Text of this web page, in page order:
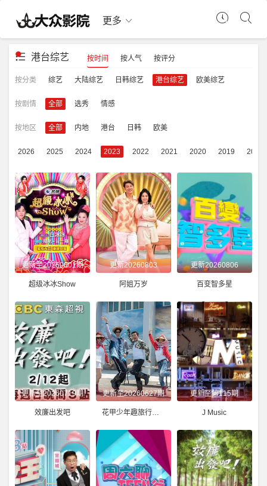
更多
港台综艺 按时间 按人气 按评分
按分类 综艺 大陆综艺 日韩综艺 港台综艺 欧美综艺
按剧情 全部 选秀 情感
按地区 全部 内地 港台 日韩 欧美
2026 2025 2024 2023 2022 2021 2020 2019 2018
更新至20260801期
超级冰冰Show
更新20260803
阿姐万岁
更新20260806
百变智多星
更新至20260719期
效廉出发吧
更新至20260627期
花甲少年趣旅行第四季
更新至第115期
J Music